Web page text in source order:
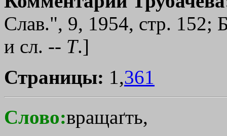
Слав.", 9, 1954, стр. 152;
и сл. -- Т.]
Страницы: 1,361
Слово:вращаґть,